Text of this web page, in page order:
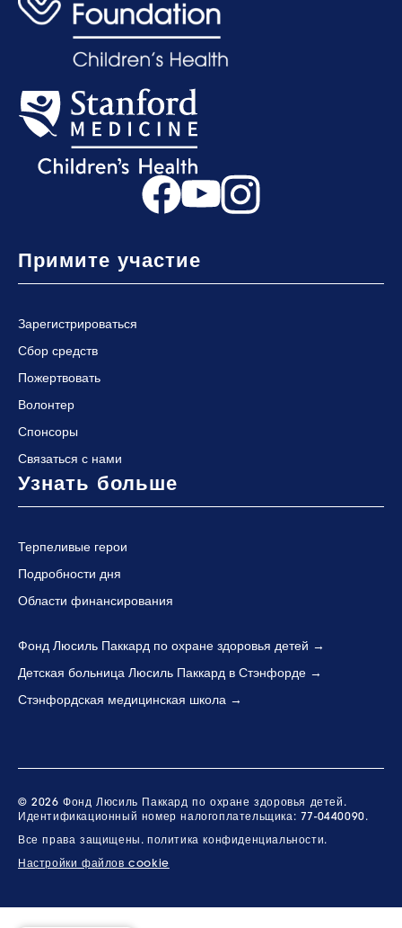
Примите участие
Зарегистрироваться
Сбор средств
Пожертвовать
Волонтер
Спонсоры
Связаться с нами
Узнать больше
Терпеливые герои
Подробности дня
Области финансирования
Фонд Люсиль Паккард по охране здоровья детей
Детская больница Люсиль Паккард в Стэнфорде
Стэнфордская медицинская школа
© 2026 Фонд Люсиль Паккард по охране здоровья детей.
Идентификационный номер налогоплательщика: 77-0440090.
Все права защищены. политика конфиденциальности.
Настройки файлов cookie